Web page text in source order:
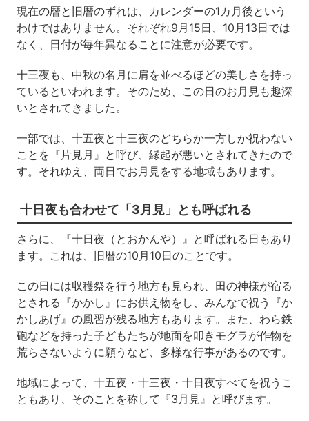
現在の暦と旧暦のずれは、カレンダーの1カ月後という
わけではありません。それぞれ9月15日、10月13日では
なく、日付が毎年異なることに注意が必要です。
十三夜も、中秋の名月に肩を並べるほどの美しさを持っ
ているといわれます。そのため、この日のお月見も趣深
いとされてきました。
一部では、十五夜と十三夜のどちらか一方しか祝わない
ことを『片見月』と呼び、縁起が悪いとされてきたので
す。 それゆえ、両日でお月見をする地域もあります。
十日夜も合わせて「3月見」とも呼ばれる
さらに、『十日夜（とおかんや）』と呼ばれる日もあり
ます。これは、旧暦の10月10日のことです。
この日には収穫祭を行う地方も見られ、田の神様が宿る
とされる『かかし』にお供え物をし、みんなで祝う『か
かしあげ』の風習が残る地方もあります。
また、 わら鉄
砲などを持った子どもたちが地面を叩きモグラが作物を
荒らさないように願うなど、多様な行事があるのです。
地域によって、十五夜・十三夜・十日夜すべてを祝うこ
ともあり、そのことを称して『3月見』と呼びます。